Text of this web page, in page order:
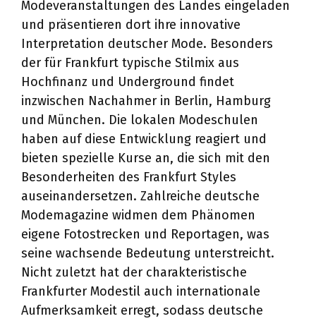
Modeveranstaltungen des Landes eingeladen
und präsentieren dort ihre innovative
Interpretation deutscher Mode. Besonders
der für Frankfurt typische Stilmix aus
Hochfinanz und Underground findet
inzwischen Nachahmer in Berlin, Hamburg
und München. Die lokalen Modeschulen
haben auf diese Entwicklung reagiert und
bieten spezielle Kurse an, die sich mit den
Besonderheiten des Frankfurt Styles
auseinandersetzen. Zahlreiche deutsche
Modemagazine widmen dem Phänomen
eigene Fotostrecken und Reportagen, was
seine wachsende Bedeutung unterstreicht.
Nicht zuletzt hat der charakteristische
Frankfurter Modestil auch internationale
Aufmerksamkeit erregt, sodass deutsche